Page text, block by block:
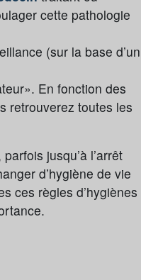
cette pathologie
(sur la base d’un
En fonction des
retrouverez toutes les
parfois jusqu’à l’arrêt
d’hygiène de vie
ces règles d’hygiènes